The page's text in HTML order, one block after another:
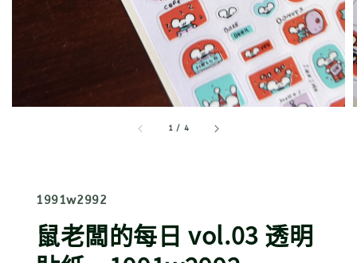
1 / 4
1991w2992
鼠老闆的每日 vol.03 透明